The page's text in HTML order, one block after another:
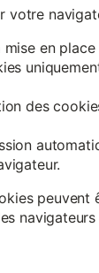
votre
en
des
peuvent